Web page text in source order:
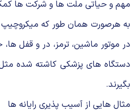
مهم و حیاتی ملت ها و شركت ها
به هرصورت همان طور كه میكروچیپ
در موتور ماشین، ترمز، در و قفل
دستگاه های پزشكی كاشته شده مثل
بگیرند.
مثال هایی از آسیب پذیری رایانه ها